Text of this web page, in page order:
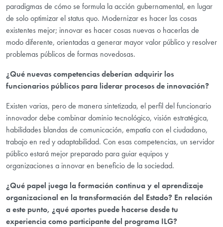
paradigmas de cómo se formula la acción gubernamental, en lugar
de solo optimizar el status quo. Modernizar es hacer las cosas
existentes mejor; innovar es hacer cosas nuevas o hacerlas de
modo diferente, orientadas a generar mayor valor público y resolver
problemas públicos de formas novedosas.
¿Qué nuevas competencias deberían adquirir los
funcionarios públicos para liderar procesos de innovación?
Existen varias, pero de manera sintetizada, el perfil del funcionario
innovador debe combinar dominio tecnológico, visión estratégica,
habilidades blandas de comunicación, empatía con el ciudadano,
trabajo en red y adaptabilidad. Con esas competencias, un servidor
público estará mejor preparado para guiar equipos y
organizaciones a innovar en beneficio de la sociedad.
¿Qué papel juega la formación continua y el aprendizaje
organizacional en la transformación del Estado? En relación
a este punto, ¿qué aportes puede hacerse desde tu
experiencia como participante del programa ILG?